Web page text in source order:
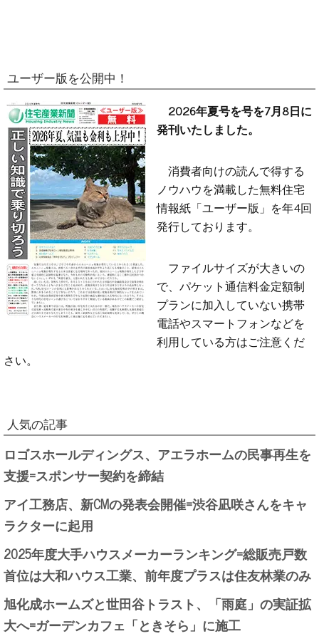
ユーザー版を公開中！
2026年夏号を号を7月8日に
発刊いたしました。
消費者向けの読んで得する
ノウハウを満載した無料住宅
情報紙「ユーザー版」を年4回
発行しております。
ファイルサイズが大きいの
で、パケット通信料金定額制
プランに加入していない携帯
電話やスマートフォンなどを
利用している方はご注意くだ
さい。
人気の記事
ロゴスホールディングス、アエラホームの民事再生を
支援=スポンサー契約を締結
アイ工務店、新CMの発表会開催=渋谷凪咲さんをキャ
ラクターに起用
2025年度大手ハウスメーカーランキング=総販売戸数
首位は大和ハウス工業、前年度プラスは住友林業のみ
旭化成ホームズと世田谷トラスト、「雨庭」の実証拡
大へ=ガーデンカフェ「ときそら」に施工